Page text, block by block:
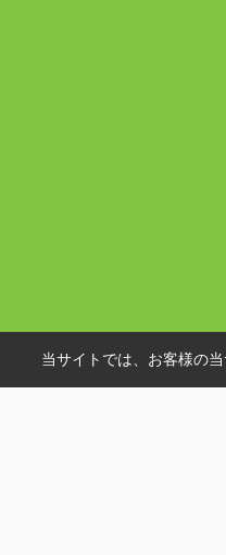
当サイトでは、お客様の